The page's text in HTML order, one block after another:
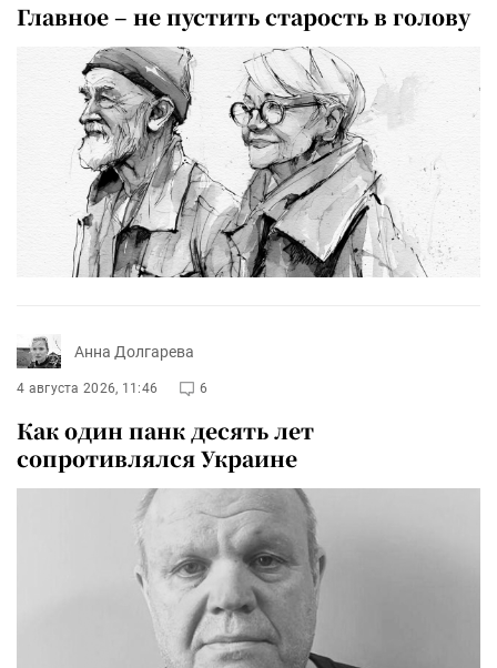
Главное – не пустить старость в голову
Анна Долгарева
4 августа 2026, 11:46 6
Как один панк десять лет
сопротивлялся Украине